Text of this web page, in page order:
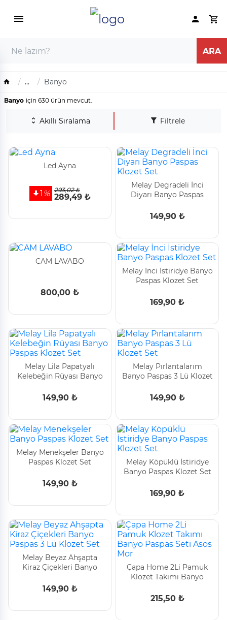
... Banyo
Banyo için 630 ürün mevcut.
Akıllı Sıralama Filtrele
Led Ayna
1 % 293,02 ₺
289,49 ₺
Melay Degradeli İnci
Diyarı Banyo Paspas
149,90 ₺
CAM LAVABO
800,00 ₺
Melay İnci İstiridye Banyo
Paspas Klozet Set
169,90 ₺
Melay Lila Papatyalı
Kelebeğin Rüyası Banyo
149,90 ₺
Melay Pırlantalarım
Banyo Paspas 3 Lü Klozet
149,90 ₺
Melay Menekşeler Banyo
Paspas Klozet Set
149,90 ₺
Melay Köpüklü İstiridye
Banyo Paspas Klozet Set
169,90 ₺
Melay Beyaz Ahşapta
Kiraz Çiçekleri Banyo
149,90 ₺
Çapa Home 2Li Pamuk
Klozet Takımı Banyo
215,50 ₺